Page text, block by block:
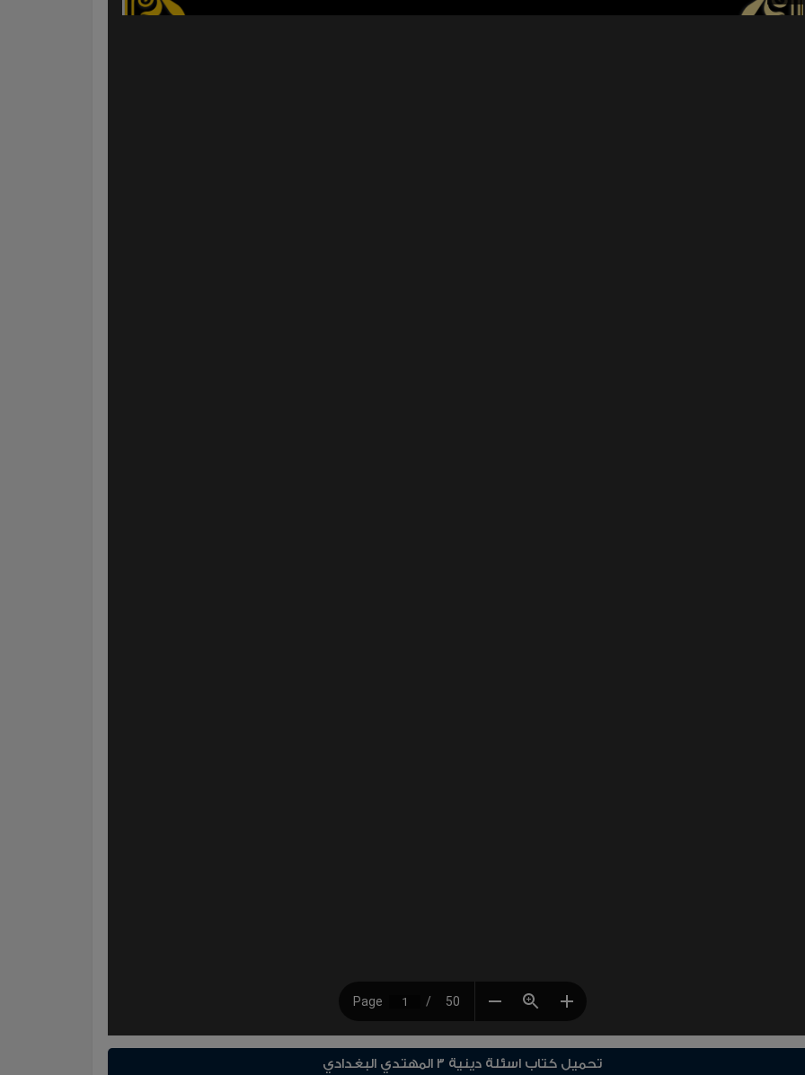
تحميل كتاب اسئلة دينية ٣ المهتدي البغدادي